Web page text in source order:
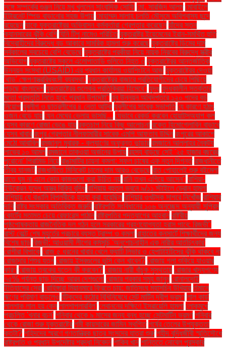
সঙ্গে সম্পর্কের গুঞ্জন নিয়ে মুখ খুললেন সাংবাদিক সোফি মো. সারজিদ আলম মোবাইলে
ইন্টারনেট স্পিড বাড়ানোর সহজ উপায় মোহাম্মদ সালাহ চলতি মৌসুমে অবিশ্বাস্য ছন্দে
রয়েছেন যাকে যুক্তরাষ্ট্রের অভিবাসন কর্মকর্তারা গ্রেপ্তার করেছেন যাঁদের স্তন
ক্যানসারের ঝুঁকি বেশি যিনি টিপু নামেও পরিচিত যুক্তরাষ্ট্র ইয়েমেনের ইরান-সমর্থিত হুতি
বিদ্রোহীদের বিরুদ্ধে বড় আকারে সামরিক হামলা শুরু করেছে যুক্তরাষ্ট্রে ডিমের দাম
সর্বকালের সবচেয়ে বেশি বেড়েছে যুক্তরাষ্ট্রে পরকীয়া নিয়ে নায়ক নিরবের বিরুদ্ধে স্ত্রীর
অভিযোগ যুক্তরাষ্ট্রে স্কুলে এলোপাতাড়ি গুলিতে নিহত ৩ যুক্তরাষ্ট্রের আন্তর্জাতিক
উন্নয়ন সংস্থা (USAID) এর প্রধান কার্যালয় ওয়াশিংটনে আজ যুক্তরাষ্ট্রের দেওয়া
'থাড' ক্ষেপণাস্ত্রবিধ্বংসী ব্যবস্থা: যুক্তরাষ্ট্রের বাজারে প্রতিযোগীদের চেয়ে পিছিয়ে
পড়ছে বাংলাদেশ যুক্তরাষ্ট্রের শুল্কের প্রতিক্রিয়া হিসেবে" যুদ্ধ যুদ্ধকালীন সতর্কতার
মতো প্রস্তুতি নিতে হবে: প্রধান উপদেষ্টা" যুব উন্নয়ন অধিদপ্তরে ১২০ পদের বড়
নিয়োগ যুবলীগ ও ছাত্রলীগের ৪ নেতা আটক যুবলীগের সাবেক সভাপতি যে কারণে হঠাৎ
ওজন বেড়ে যায় যেন মেঘের ভেলায় ভাসছি... যেভাবে রেকর্ড করবেন হোয়াটসঅ্যাপ কল
যেসব কারণে রোজা ভেঙে যায় রক্তচাপ নিয়ে কিছু আলোচনা রক্তে হিমোগ্লোবিন বাড়াবে
যেসব খাবার রংপুর গ্রেপ্তার নীলফামারীর সাবেক এমপি আফতাব উদ্দিন রংপুরের আকাশে
মেঠো আবাবিল রমজানুল মুবারক - কল্যাণের অফুরন্ত ভান্ডার রমজানে আল্লাহর নৈকট্য
লাভের ১০ আমল রমজানে তাকওয়া অর্জনের উপায় রহস্য বাড়ছে সেই '২৫ হাজার বছরের
পুরোনো' পিরামিড নিয়ে রাঙামাটির চায়না কমলা: সফল চাষের এক নতুন দিগন্ত রাজধানীতে
তীব্র যানজট রাজধানীতে মিনিকেট চালের দাম আরও বেড়েছে রাত পোহালেই শুরু বইমেলা
রাতে ঘুম না এলে কোন কাজগুলো করা উচিত নয় রানি তখন এগিয়ে আসেন" রাশিয়া-
ইউক্রেন যুদ্ধে অস্ত্র বিক্রি বৃদ্ধি রাশিয়ায় বহুতল ভবনে ৯/১১ স্টাইলে ড্রোন হামলা
রাশিয়ায় যে বাঙালি বিপ্লবীকে হত্যা করা হয়েছিল রাশিয়ার ওখটস্ক সাগরে নিখোঁজ রাশিয়ার
দাবি রাষ্ট্র সংস্কার অতিরিক্ত জরুরি রাষ্ট্রপতি সংবিধানের ১০৬ অনুচ্ছেদ অনুযায়ী সুপ্রিম
কোর্টের মতামত চেয়ে রেফারেন্স পাঠান রাষ্ট্রপতির পদত্যাগের আহ্বান রাষ্ট্রীয়
পৃষ্ঠপোষকতায় রাজনৈতিক দল গঠন হলে সরকারের গ্রহণযোগ্যতা হ্রাস পাবে: রিজভী"
রাস্ট বেল্টে শেষ মুহূর্তের প্রচারে ব্যস্ত ট্রাম্প ও কমলা রাহাতের কনসার্টে শিক্ষার্থীদের জন্য
বিশেষ ছাড় রিজভী: আওয়ামী লীগের কর্মসূচি 'অনুশোচনাহীন এক নারীর আর্তচিৎকার'
রোগীরা বিপাকে রোজ ৫ ধরনের খাবার খেলে ফ্যাটি লিভার ও হেপাটাইটিসের ঝুঁকি থাকবে না
রোজাদার শিশুর যত্ন রোজায় ইসবগুলের ভুসি কেন খাবেন? রোজায় গলা শুকিয়ে যাওয়ার
কারণ রোজায় ত্বকের যত্নে কী করবেন? রোজায় নারী বাঁচুক সুস্থতায় রোজার খাদ্যপণ্যে
৭৫% পর্যন্ত ছাড় দিচ্ছে আরব দেশগুলো রোজার প্রকার সমূহ জানুন রোনালদোই
ইতিহাসের সেরা রোহিঙ্গারা মিয়ানমারে ফিরতে চায়: জাতিসংঘ মহাসচিব উখিয়ায় র্তমানে
ঋণের পরিমাণ বাড়লেও র্যটকদের কঠোর বিধিনিষেধে সেন্ট মার্টিন দ্বীপ ভ্রমণ লাল কার্ড
লালশাক লাল হয় কেন লালশাপলারবিল' লেবাননের দক্ষিণে ইসরায়েলি হামলা লোকমুখে
প্রচলিত 'খনার বচন' শনিবার থেকে ৯ মাসের জন্য বন্ধ হচ্ছে সেন্টমার্টিন ভ্রমণ শনিবার
থেকে রোজা শুরু যুক্তরাষ্ট্রে শমী কায়সারের জামিন স্থগিত শর্ষের তেলের উপযুক্ততা
কতটা? শহিদদের স্মরণে গণতান্ত্রিক ছাত্র সংসদের যাত্রা শুরু শহীদ বুদ্ধিজীবী স্মৃতিসৌধে
রাষ্ট্রপতি ও প্রধান উপদেষ্টার শ্রদ্ধা নিবেদন শাকিব খান শান্তিতে নোবেল পুরস্কার